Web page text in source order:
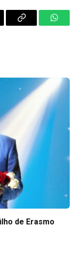
Copy
de Erasmo